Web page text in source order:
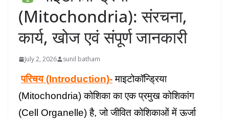
(Mitochondria): संरचना,
कार्य, खोज एवं संपूर्ण जानकारी
July 2, 2026 sunil batham
परिचय (Introduction)-माइटोकॉन्ड्रिया
(Mitochondria) कोशिका का एक प्रमुख कोशिकांग
(Cell Organelle) है, जो जीवित कोशिकाओं में ऊर्जा